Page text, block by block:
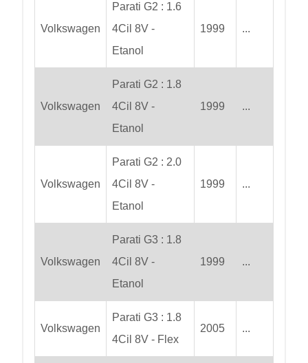
Volkswagen
Parati G2 : 1.6
4Cil 8V -
Etanol
1999 ...
Volkswagen
Parati G2 : 1.8
4Cil 8V -
Etanol
1999 ...
Volkswagen
Parati G2 : 2.0
4Cil 8V -
Etanol
1999 ...
Volkswagen
Parati G3 : 1.8
4Cil 8V -
Etanol
1999 ...
Volkswagen
Parati G3 : 1.8
4Cil 8V - Flex
2005 ...